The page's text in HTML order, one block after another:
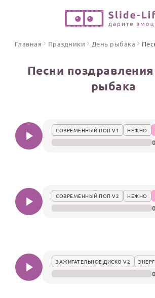
Открытки
Стихи и тексты
С Днем рождения
Юбилей
Календарь праздников
ЦЕНЫ
ОТЗЫВЫ
Главная Праздники День рыбака
Песни
рыбака
СОВРЕМЕННЫЙ ПОП V1 НЕЖНО
СОВРЕМЕННЫЙ ПОП V2 НЕЖНО
ЗАЖИГАТЕЛЬНОЕ ДИСКО V2